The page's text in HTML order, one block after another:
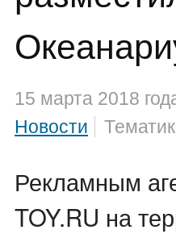
15 марта 2018
Новости
Рекламным
TOY.RU на